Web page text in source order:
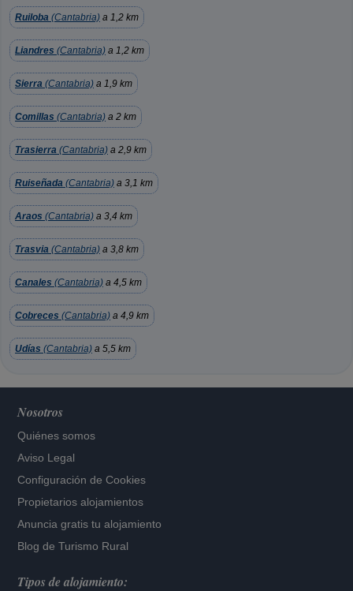
Ruiloba (Cantabria) a 1,2 km
Liandres (Cantabria) a 1,2 km
Sierra (Cantabria) a 1,9 km
Comillas (Cantabria) a 2 km
Trasierra (Cantabria) a 2,9 km
Ruiseñada (Cantabria) a 3,1 km
Araos (Cantabria) a 3,4 km
Trasvia (Cantabria) a 3,8 km
Canales (Cantabria) a 4,5 km
Cobreces (Cantabria) a 4,9 km
Udías (Cantabria) a 5,5 km
Nosotros
Quiénes somos
Aviso Legal
Configuración de Cookies
Propietarios alojamientos
Anuncia gratis tu alojamiento
Blog de Turismo Rural
Tipos de alojamiento: